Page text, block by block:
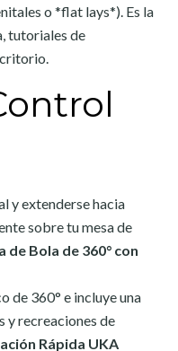
o *flat lays*). Es la
tutoriales de
y extenderse hacia
sobre tu mesa de
de Bola de 360° con
de 360° e incluye una
y recreaciones de
Rápida UKA